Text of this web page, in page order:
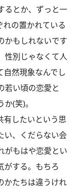
るとか、ずっと一
の置かれている
かもしれないです
性別じゃなくて人
自然現象なんでし
若い頃の恋愛と
(笑)。
したいという思
い、くだらない会
がもはや恋愛とい
がする。もちろ
かたちは違うけれ